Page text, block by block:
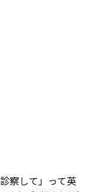
察して」って英